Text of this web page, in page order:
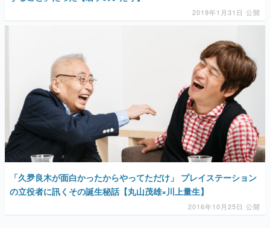
アプリレビュー
その他
電ファミニコゲーマーとは？
運営：株式会社マレ
2019年1月31日 公開
「久夛良木が面白かったからやってただけ」 プレイステーション
の立役者に訊くその誕生秘話【丸山茂雄×川上量生】
2016年10月25日 公開